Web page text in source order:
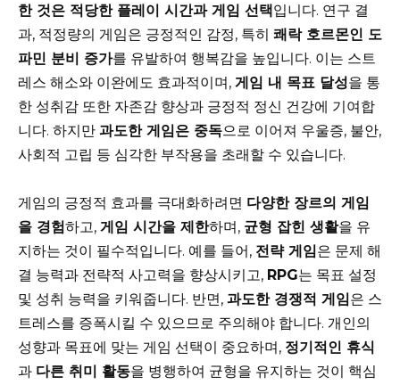
한 것은 적당한 플레이 시간과 게임 선택입니다. 연구 결
과, 적정량의 게임은 긍정적인 감정, 특히 쾌락 호르몬인 도
파민 분비 증가를 유발하여 행복감을 높입니다. 이는 스트
레스 해소와 이완에도 효과적이며, 게임 내 목표 달성을 통
한 성취감 또한 자존감 향상과 긍정적 정신 건강에 기여합
니다. 하지만 과도한 게임은 중독으로 이어져 우울증, 불안,
사회적 고립 등 심각한 부작용을 초래할 수 있습니다.
게임의 긍정적 효과를 극대화하려면 다양한 장르의 게임
을 경험하고, 게임 시간을 제한하며, 균형 잡힌 생활을 유
지하는 것이 필수적입니다. 예를 들어, 전략 게임은 문제 해
결 능력과 전략적 사고력을 향상시키고, RPG는 목표 설정
및 성취 능력을 키워줍니다. 반면, 과도한 경쟁적 게임은 스
트레스를 증폭시킬 수 있으므로 주의해야 합니다. 개인의
성향과 목표에 맞는 게임 선택이 중요하며, 정기적인 휴식
과 다른 취미 활동을 병행하여 균형을 유지하는 것이 핵심